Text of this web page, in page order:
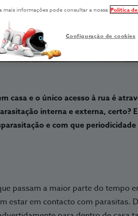
casa e o único acesso à rua é
interna e externa, certo?
e com que periodicidade
passam a maior parte do tempo
estar em contacto com parasitas.
mais informações pode consultar a nossa Política
Configuração de cookies